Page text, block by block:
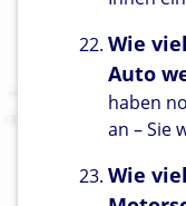
Wie
Auto
haben
an – Sie
Wie